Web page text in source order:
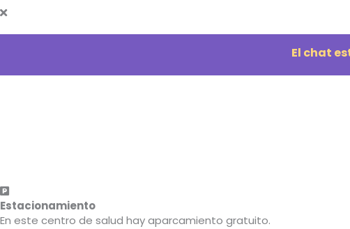
El chat
Información de estacionamiento
Estacionamiento
En este centro de salud hay aparcamiento gratuito.